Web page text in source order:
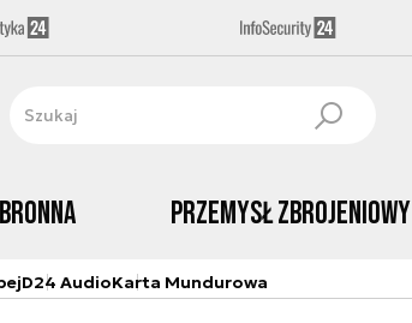
Przemysł Zbrojeniowy
D24 AudioKarta Mundurowa